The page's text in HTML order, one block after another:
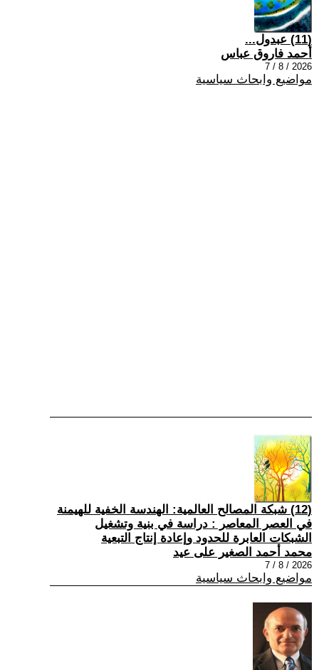
(11) عبدول...
أحمد فاروق عباس
2026 / 8 / 7
مواضيع وابحاث سياسية
(12) شبكة المصالح العالمية: الهندسة الخفية للهيمنة
في العصر المعاصر : دراسة في بنية وتشغيل
الشبكات العابرة للحدود وإعادة إنتاج التبعية
محمد أحمد الصغير على عيد
2026 / 8 / 7
مواضيع وابحاث سياسية